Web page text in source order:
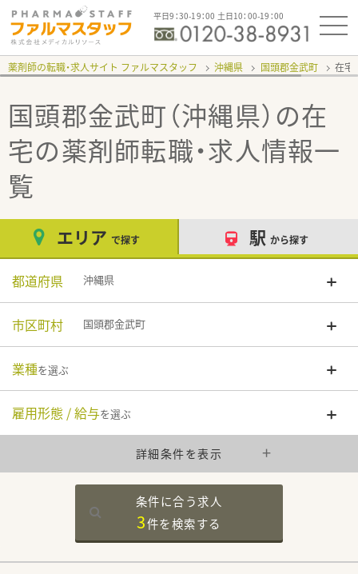
平日9：30-19：00 土日10：00-19：00
薬剤師の転職・求人サイト ファルマスタッフ 沖縄県 国頭郡金武町 在宅
国頭郡金武町（沖縄県）の在
宅の薬剤師転職・求人情報一
覧
エリア で探す 駅 から探す
都道府県 沖縄県
市区町村 国頭郡金武町
業種を選ぶ
雇用形態 / 給与を選ぶ
詳細条件を表示
条件に合う求人
3件を検索する